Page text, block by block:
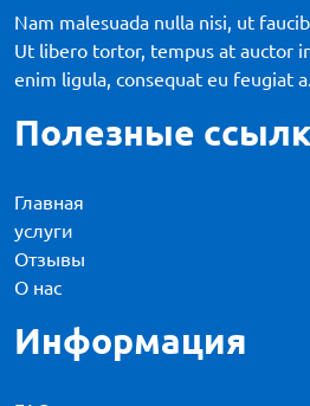
Nam malesuada nulla nisi, ut
Ut libero tortor, tempus at auctor
enim ligula, consequat eu feugiat a.
Полезные
Главная
услуги
Отзывы
О нас
Информация